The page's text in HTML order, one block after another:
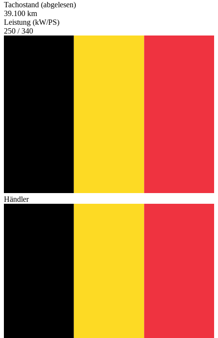
Tachostand (abgelesen)
39.100 km
Leistung (kW/PS)
250 / 340
Händler